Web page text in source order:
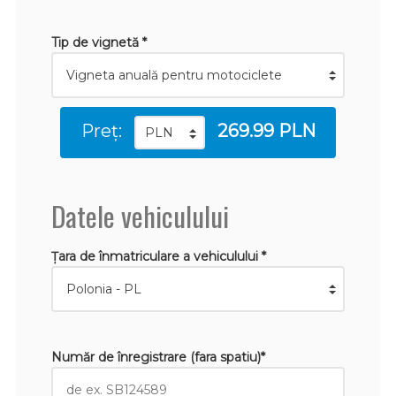
Tip de vignetă *
Preț: 269.99 PLN
Datele vehiculului
Țara de înmatriculare a vehiculului *
Număr de înregistrare (fara spatiu)*